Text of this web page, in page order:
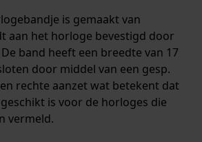
is gemaakt van
aan het horloge bevestigd door
band heeft een breedte van 17
door middel van een gesp.
rechte aanzet wat betekent dat
is voor de horloges die
vermeld.